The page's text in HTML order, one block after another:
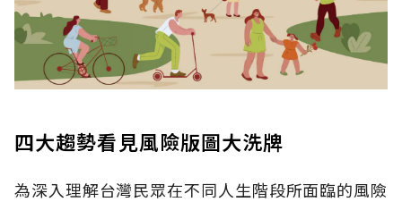
四大趨勢看見風險版圖大洗牌
為深入理解台灣民眾在不同人生階段所面臨的風險